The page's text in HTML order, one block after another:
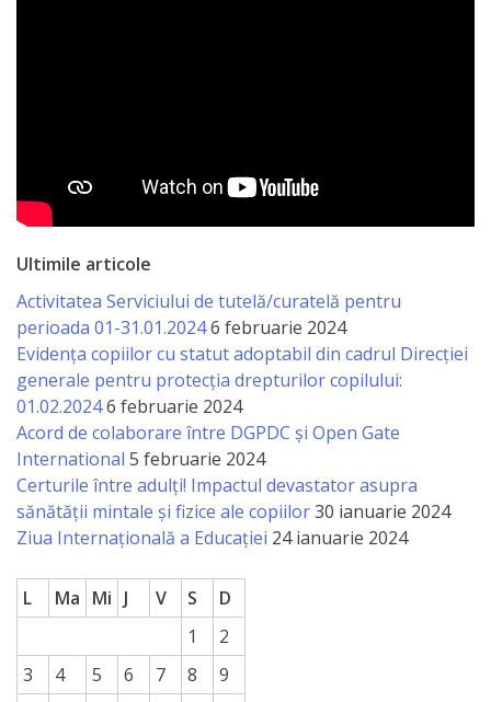
Ultimile articole
Activitatea Serviciului de tutelă/curatelă pentru
perioada 01-31.01.20246 februarie 2024
Evidența copiilor cu statut adoptabil din cadrul Direcției
generale pentru protecția drepturilor copilului:
01.02.20246 februarie 2024
Acord de colaborare între DGPDC și Open Gate
International 5 februarie 2024
Certurile între adulți! Impactul devastator asupra
sănătății mintale și fizice ale copiilor30 ianuarie 2024
Ziua Internațională a Educației 24 ianuarie 2024
L Ma Mi J V S
D
1
2
3
4 5 6 7 8
9